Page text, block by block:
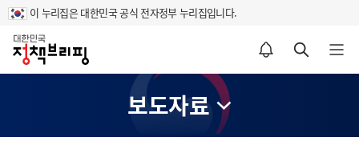
이 누리집은 대한민국 공식 전자정부 누리집입니다.
홈
알림설정 바로가기 검색 바로가기 메뉴 열기
보도자료